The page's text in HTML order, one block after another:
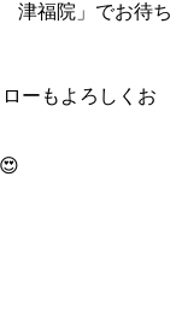
津福院」でお待ち
ーもよろしくお